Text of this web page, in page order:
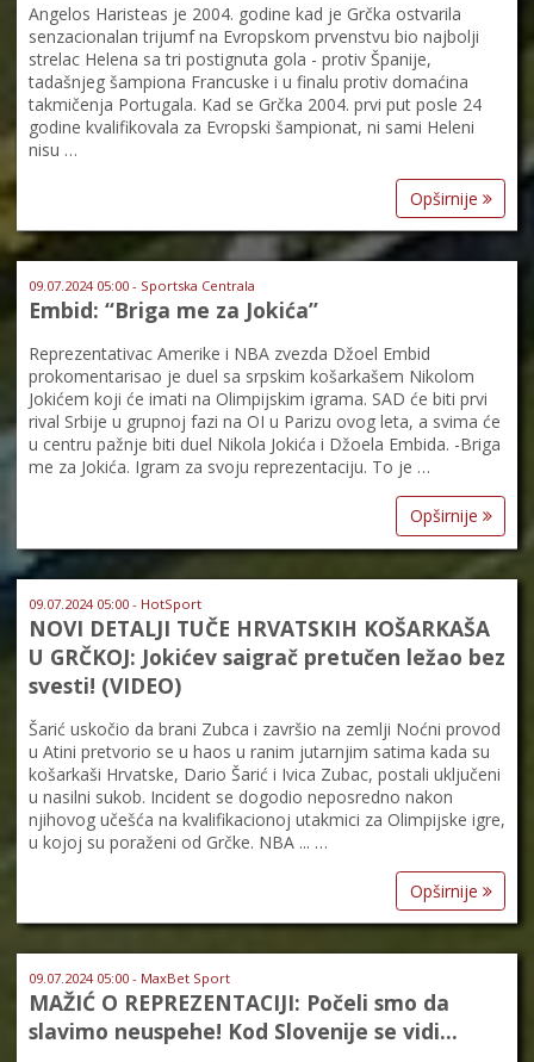
Angelos Haristeas je 2004. godine kad je Grčka ostvarila
senzacionalan trijumf na Evropskom prvenstvu bio najbolji
strelac Helena sa tri postignuta gola - protiv Španije,
tadašnjeg šampiona Francuske i u finalu protiv domaćina
takmičenja Portugala. Kad se Grčka 2004. prvi put posle 24
godine kvalifikovala za Evropski šampionat, ni sami Heleni
nisu …
Opširnije
09.07.2024 05:00 - Sportska Centrala
Embid: “Briga me za Jokića”
Reprezentativac Amerike i NBA zvezda Džoel Embid
prokomentarisao je duel sa srpskim košarkašem Nikolom
Jokićem koji će imati na Olimpijskim igrama. SAD će biti prvi
rival Srbije u grupnoj fazi na OI u Parizu ovog leta, a svima će
u centru pažnje biti duel Nikola Jokića i Džoela Embida. -Briga
me za Jokića. Igram za svoju reprezentaciju. To je …
Opširnije
09.07.2024 05:00 - HotSport
NOVI DETALJI TUČE HRVATSKIH KOŠARKAŠA
U GRČKOJ: Jokićev saigrač pretučen ležao bez
svesti! (VIDEO)
Šarić uskočio da brani Zubca i završio na zemlji Noćni provod
u Atini pretvorio se u haos u ranim jutarnjim satima kada su
košarkaši Hrvatske, Dario Šarić i Ivica Zubac, postali uključeni
u nasilni sukob. Incident se dogodio neposredno nakon
njihovog učešća na kvalifikacionoj utakmici za Olimpijske igre,
u kojoj su poraženi od Grčke. NBA ... …
Opširnije
09.07.2024 05:00 - MaxBet Sport
MAŽIĆ O REPREZENTACIJI: Počeli smo da
slavimo neuspehe! Kod Slovenije se vidi…